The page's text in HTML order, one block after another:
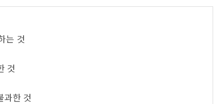
는 것
것
과한 것